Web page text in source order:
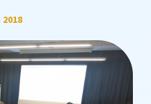
2018